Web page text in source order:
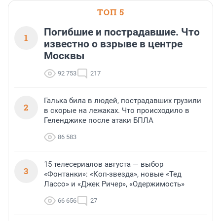
ТОП 5
1
Погибшие и пострадавшие. Что
известно о взрыве в центре
Москвы
92 753 217
2
Галька била в людей, пострадавших грузили
в скорые на лежаках. Что происходило в
Геленджике после атаки БПЛА
86 583
3
15 телесериалов августа — выбор
«Фонтанки»: «Коп-звезда», новые «Тед
Лассо» и «Джек Ричер», «Одержимость»
66 656 27